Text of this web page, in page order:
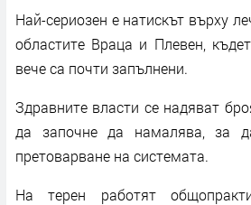
Най-сериозен е натискът върху
областите Враца и Плевен,
вече са почти запълнени.
Здравните власти се надяват
да започне да намалява, за
претоварване на системата.
На терен работят